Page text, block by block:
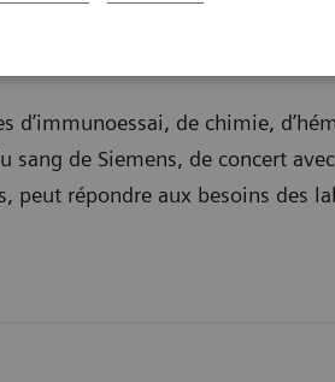
laboratoire
d’immunoessai, de chimie,
sang de Siemens, de concert
peut répondre aux besoins des